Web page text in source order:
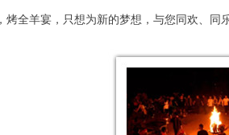
烤全羊宴，只想为新的梦想，与您同欢、同